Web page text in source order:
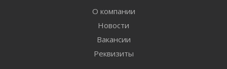
О компании
Новости
Вакансии
Реквизиты